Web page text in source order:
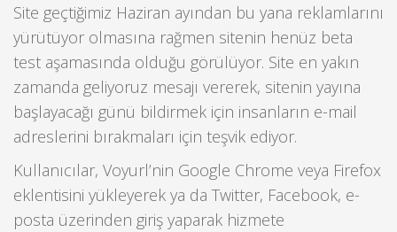
Site geçtiğimiz Haziran ayından bu yana reklamlarını
yürütüyor olmasına rağmen sitenin henüz beta
test aşamasında olduğu görülüyor. Site en yakın
zamanda geliyoruz mesajı vererek, sitenin yayına
başlayacağı günü bildirmek için insanların e-mail
adreslerini bırakmaları için teşvik ediyor.
Kullanıcılar, Voyurl’nin Google Chrome veya Firefox
eklentisini yükleyerek ya da Twitter, Facebook, e-
posta üzerinden giriş yaparak hizmete